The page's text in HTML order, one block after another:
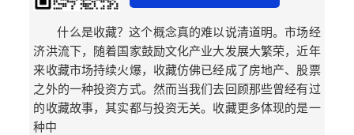
什么是收藏？这个概念真的难以说清道明。市场经
济洪流下，随着国家鼓励文化产业大发展大繁荣，近年
来收藏市场持续火爆，收藏仿佛已经成了房地产、股票
之外的一种投资方式。然而当我们去回顾那些曾经有过
的收藏故事，其实都与投资无关。收藏更多体现的是一
种中